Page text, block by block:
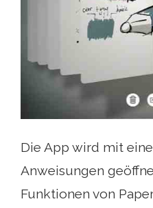
Die App wird mit
Anweisungen
Funktionen von